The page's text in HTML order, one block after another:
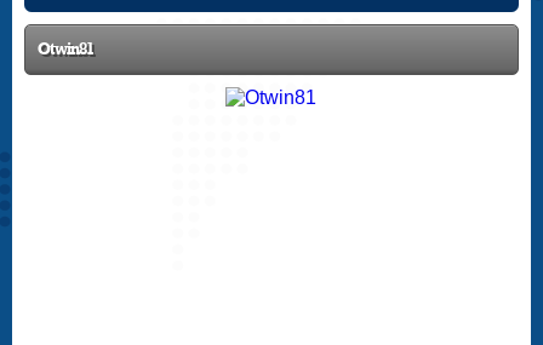
Otwin81